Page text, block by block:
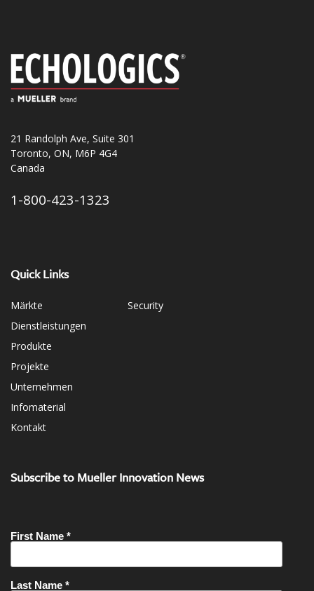
21 Randolph Ave, Suite 301
Toronto, ON, M6P 4G4
Canada
1-800-423-1323
Quick Links
Märkte
Dienstleistungen
Produkte
Projekte
Unternehmen
Infomaterial
Kontakt
Security
Subscribe to Mueller Innovation News